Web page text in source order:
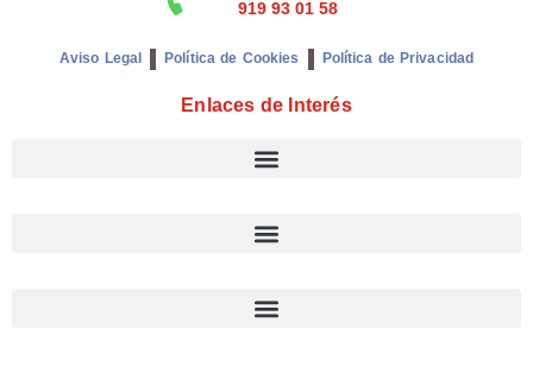
919 93 01 58
Aviso Legal Política de Cookies Política de Privacidad
Enlaces de Interés